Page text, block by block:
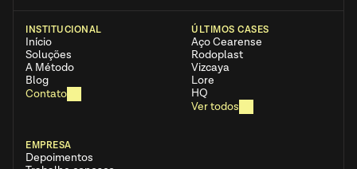
INSTITUCIONAL
Início
Soluções
A Método
Blog
Contato
ÚLTIMOS CASES
Aço Cearense
Rodoplast
Vizcaya
Lore
HQ
Ver todos
EMPRESA
Depoimentos